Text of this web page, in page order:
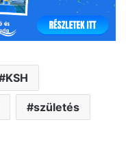
KSH
születés